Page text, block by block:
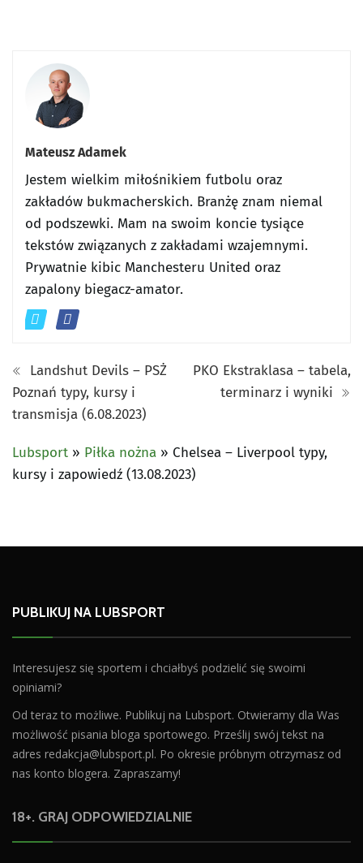
Mateusz Adamek
Jestem wielkim miłośnikiem futbolu oraz
zakładów bukmacherskich. Branżę znam niemal
od podszewki. Mam na swoim koncie tysiące
tekstów związanych z zakładami wzajemnymi.
Prywatnie kibic Manchesteru United oraz
zapalony biegacz-amator.
Landshut Devils – PSŻ
Poznań typy, kursy i
transmisja (6.08.2023)
PKO Ekstraklasa – tabela,
terminarz i wyniki
Lubsport » Piłka nożna » Chelsea – Liverpool typy,
kursy i zapowiedź (13.08.2023)
PUBLIKUJ NA LUBSPORT
Interesujesz się sportem i chciałbyś podzielić się swoimi
opiniami?
Od teraz to możliwe. Publikuj na Lubsport. Otwieramy dla Was
możliwość pisania bloga sportowego. Prześlij swój tekst na
adres redakcja@lubsport.pl. Po okresie próbnym otrzymasz od
nas konto blogera. Zapraszamy!
18+. GRAJ ODPOWIEDZIALNIE